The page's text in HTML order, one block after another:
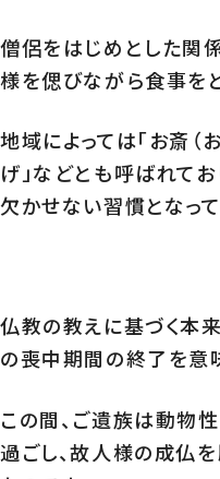
僧侶をはじめとした関
様を偲びながら食事を
地域によっては「お斎（
げ」などとも呼ばれて
欠かせない習慣となって
仏教の教えに基づく本
の喪中期間の終了を意
この間、ご遺族は動物
過ごし、故人様の成仏